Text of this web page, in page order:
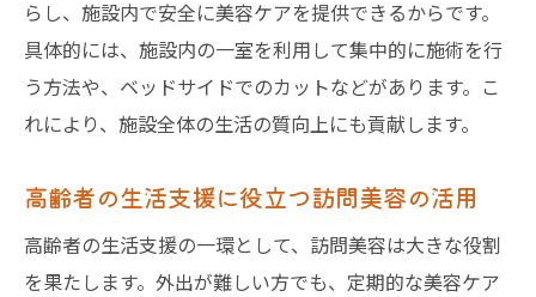
らし、施設内で安全に美容ケアを提供できるからです。
具体的には、施設内の一室を利用して集中的に施術を行
う方法や、ベッドサイドでのカットなどがあります。こ
れにより、施設全体の生活の質向上にも貢献します。
高齢者の生活支援に役立つ訪問美容の活用
高齢者の生活支援の一環として、訪問美容は大きな役割
を果たします。外出が難しい方でも、定期的な美容ケア